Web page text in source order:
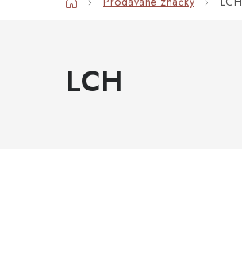
LCH